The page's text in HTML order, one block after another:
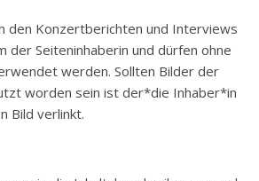
den Konzertberichten und Interviews
der Seiteninhaberin und dürfen ohne
werden. Sollten Bilder der
worden sein ist der*die Inhaber*in
Bild verlinkt.